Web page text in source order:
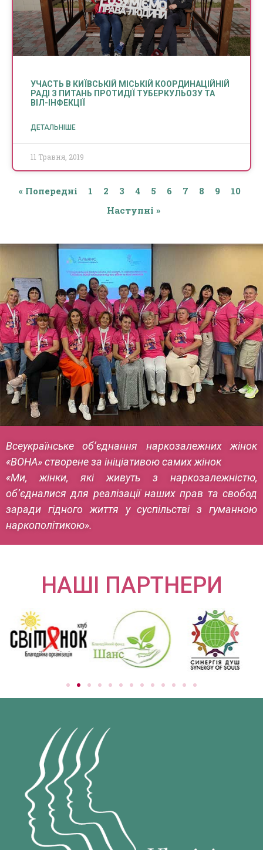
УЧАСТЬ В КИЇВСЬКІЙ МІСЬКІЙ КООРДИНАЦІЙНІЙ
РАДІ З ПИТАНЬ ПРОТИДІЇ ТУБЕРКУЛЬОЗУ ТА
ВІЛ-ІНФЕКЦІЇ
ДЕТАЛЬНІШЕ
11 Травня, 2019
« Попередні 1 2 3 4 5 6 7 8 9
10
Наступні »
Всеукраїнське об’єднання наркозалежних жінок
«ВОНА» створене за ініціативою самих жінок
«Ми, жінки, які живуть з наркозалежністю,
об’єдналися для реалізації наших прав та свобод
заради гідного життя у суспільстві з гуманною
наркополітикою».
НАШІ ПАРТНЕРИ